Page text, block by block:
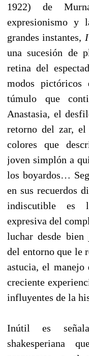
1922) de
expresionismo y
grandes instantes,
una sucesión de
retina del
modos
túmulo que
Anastasia, el
retorno del zar, el
colores que
joven simplón a
los boyardos…
en sus recuerdos
indiscutible es
expresiva del
luchar desde
del entorno que le
astucia, el manejo
creciente
influyentes de la
Inútil es
shakesperiana